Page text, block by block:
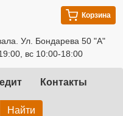
Ул. Бондарева 50 "А"
вс 10:00-18:00
Корзина
Контакты
Найти